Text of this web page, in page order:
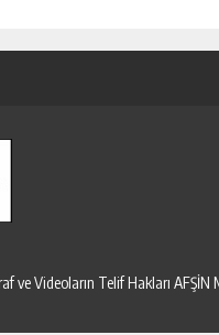
ve Videoların Telif Hakları